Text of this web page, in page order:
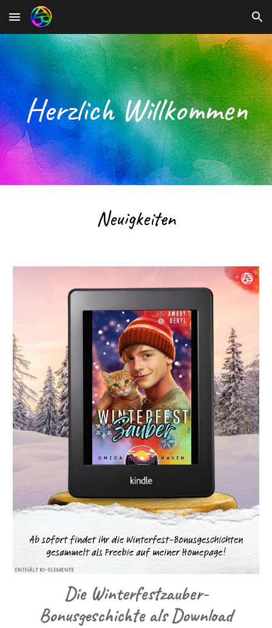
Skip to main content Skip to navigation
Herzlich Willkommen
Neuigkeiten
Die Winterfestzauber-
Bonusgeschichte als Download